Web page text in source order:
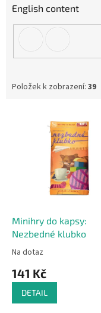
English content
Položek k zobrazení: 39
Minihry do kapsy:
Nezbedné klubko
Na dotaz
141 Kč
DETAIL